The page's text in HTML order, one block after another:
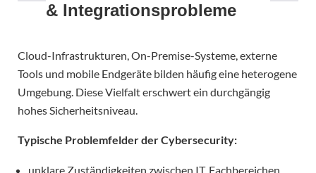
& Integrationsprobleme
Cloud-Infrastrukturen, On-Premise-Systeme, externe
Tools und mobile Endgeräte bilden häufig eine heterogene
Umgebung. Diese Vielfalt erschwert ein durchgängig
hohes Sicherheitsniveau.
Typische Problemfelder der Cybersecurity:
unklare Zuständigkeiten zwischen IT, Fachbereichen